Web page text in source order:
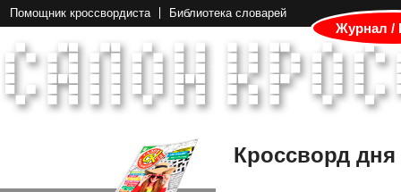
Помощник кроссвордиста Библиотека словарей
Журнал /
Кроссворд дня